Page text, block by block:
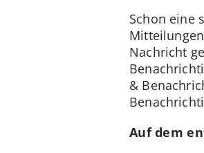
Schon eine
Nachricht
&
Auf dem